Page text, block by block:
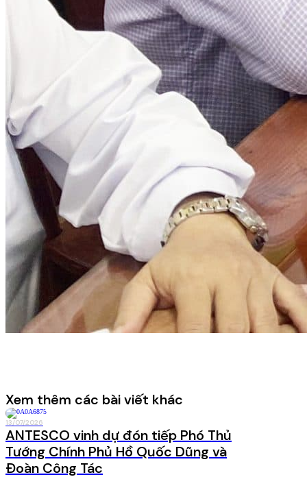
Xem thêm các bài viết khác
Cập
nhật
13/07/2026
ANTESCO vinh dự đón tiếp Phó Thủ
Tướng Chính Phủ Hồ Quốc Dũng và
Đoàn Công Tác